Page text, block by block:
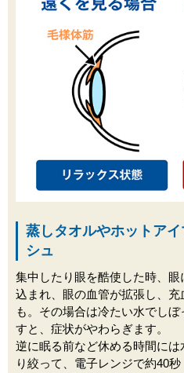
蒸しタオルやホットア
シュ
集中したり眼を酷使した時、
込まれ、眼の血管が拡張し、
も。その場合は冷たい水でし
すと、症状がやわらぎます。
逆に眠る前など休める時間に
り絞って、電子レンジで約40